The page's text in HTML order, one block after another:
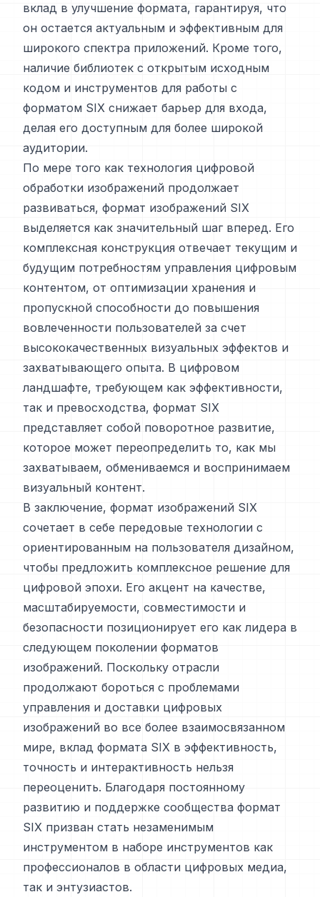
вклад в улучшение формата, гарантируя, что
он остается актуальным и эффективным для
широкого спектра приложений. Кроме того,
наличие библиотек с открытым исходным
кодом и инструментов для работы с
форматом SIX снижает барьер для входа,
делая его доступным для более широкой
аудитории.
По мере того как технология цифровой
обработки изображений продолжает
развиваться, формат изображений SIX
выделяется как значительный шаг вперед. Его
комплексная конструкция отвечает текущим и
будущим потребностям управления цифровым
контентом, от оптимизации хранения и
пропускной способности до повышения
вовлеченности пользователей за счет
высококачественных визуальных эффектов и
захватывающего опыта. В цифровом
ландшафте, требующем как эффективности,
так и превосходства, формат SIX
представляет собой поворотное развитие,
которое может переопределить то, как мы
захватываем, обмениваемся и воспринимаем
визуальный контент.
В заключение, формат изображений SIX
сочетает в себе передовые технологии с
ориентированным на пользователя дизайном,
чтобы предложить комплексное решение для
цифровой эпохи. Его акцент на качестве,
масштабируемости, совместимости и
безопасности позиционирует его как лидера в
следующем поколении форматов
изображений. Поскольку отрасли
продолжают бороться с проблемами
управления и доставки цифровых
изображений во все более взаимосвязанном
мире, вклад формата SIX в эффективность,
точность и интерактивность нельзя
переоценить. Благодаря постоянному
развитию и поддержке сообщества формат
SIX призван стать незаменимым
инструментом в наборе инструментов как
профессионалов в области цифровых медиа,
так и энтузиастов.